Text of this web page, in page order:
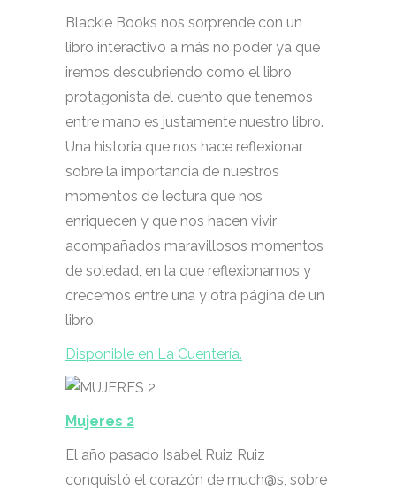
Blackie Books nos sorprende con un
libro interactivo a más no poder ya que
iremos descubriendo como el libro
protagonista del cuento que tenemos
entre mano es justamente nuestro libro.
Una historia que nos hace reflexionar
sobre la importancia de nuestros
momentos de lectura que nos
enriquecen y que nos hacen vivir
acompañados maravillosos momentos
de soledad, en la que reflexionamos y
crecemos entre una y otra página de un
libro.
Disponible en La Cuentería.
Mujeres 2
El año pasado Isabel Ruiz Ruiz
conquistó el corazón de much@s, sobre